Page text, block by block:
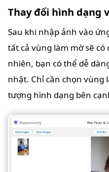
Thay đổi hình dạng
Sau khi nhập ảnh vào
tất cả vùng làm mờ sẽ
nhiên, bạn có thể dễ
nhật. Chỉ cần chọn vùng
tượng hình dạng bên